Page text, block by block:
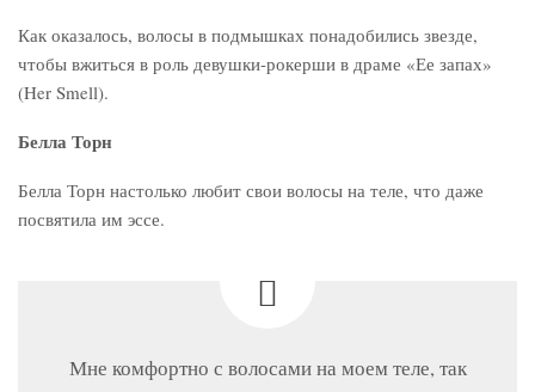
Как оказалось, волосы в подмышках понадобились звезде,
чтобы вжиться в роль девушки-рокерши в драме «Ее запах»
(Her Smell).
Белла Торн
Белла Торн настолько любит свои волосы на теле, что даже
посвятила им эссе.
Мне комфортно с волосами на моем теле, так